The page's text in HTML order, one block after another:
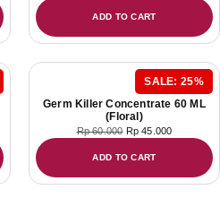
ADD TO CART
SALE: 25%
Germ Killer Concentrate 60 ML
(Floral)
Rp60.000 Rp 45.000
ADD TO CART